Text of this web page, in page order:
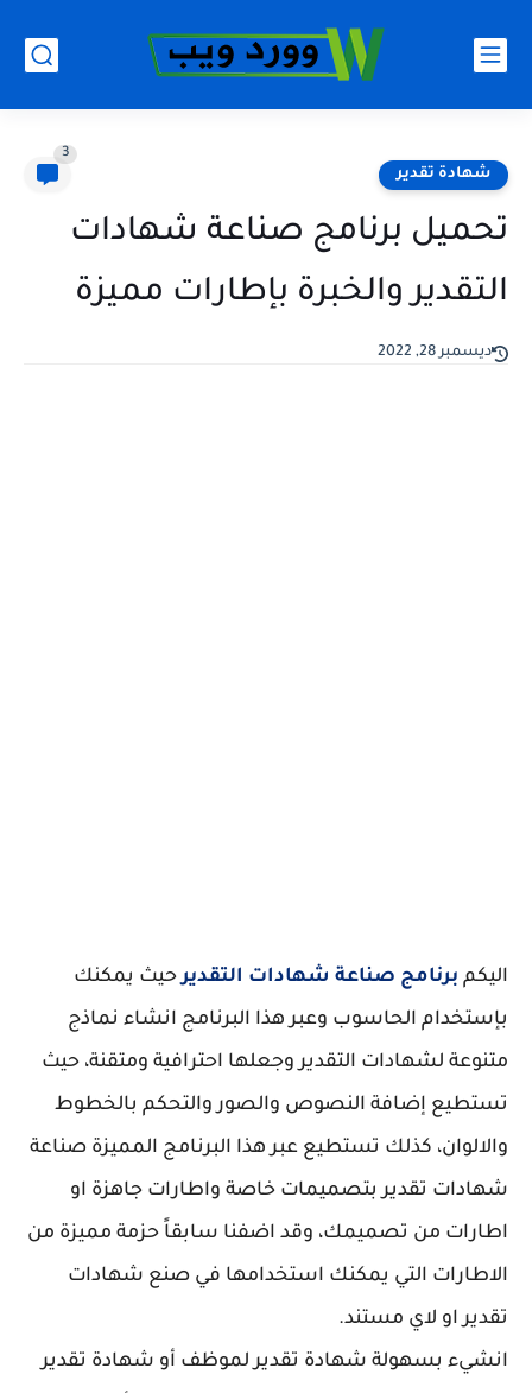
شهادة تقدير
3
تحميل برنامج صناعة شهادات
التقدير والخبرة بإطارات مميزة
ديسمبر 28, 2022
اليكم برنامج صناعة شهادات التقديرحيث يمكنك
بإستخدام الحاسوب وعبر هذا البرنامج انشاء نماذج
متنوعة لشهادات التقدير وجعلها احترافية ومتقنة، حيث
تستطيع إضافة النصوص والصور والتحكم بالخطوط
والالوان، كذلك تستطيع عبر هذا البرنامج المميزة صناعة
شهادات تقدير بتصميمات خاصة واطارات جاهزة او
اطارات من تصميمك، وقد اضفنا سابقاً حزمة مميزة من
الاطارات التي يمكنك استخدامها في صنع شهادات
تقدير او لاي مستند.
انشيء بسهولة شهادة تقدير لموظف أو شهادة تقدير